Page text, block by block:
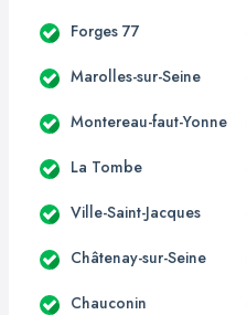
Forges 77
Marolles-sur-Seine
Montereau-faut-Yonne
La Tombe
Ville-Saint-Jacques
Châtenay-sur-Seine
Chauconin